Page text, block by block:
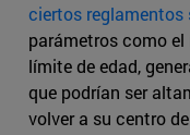
ciertos
parámetros como
límite de edad,
que podrían ser
volver a su centro